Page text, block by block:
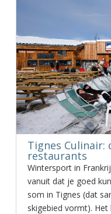
Tignes Culinair:
restaurants
Wintersport in
vanuit dat je goed
som in Tignes (dat
skigebied vormt).